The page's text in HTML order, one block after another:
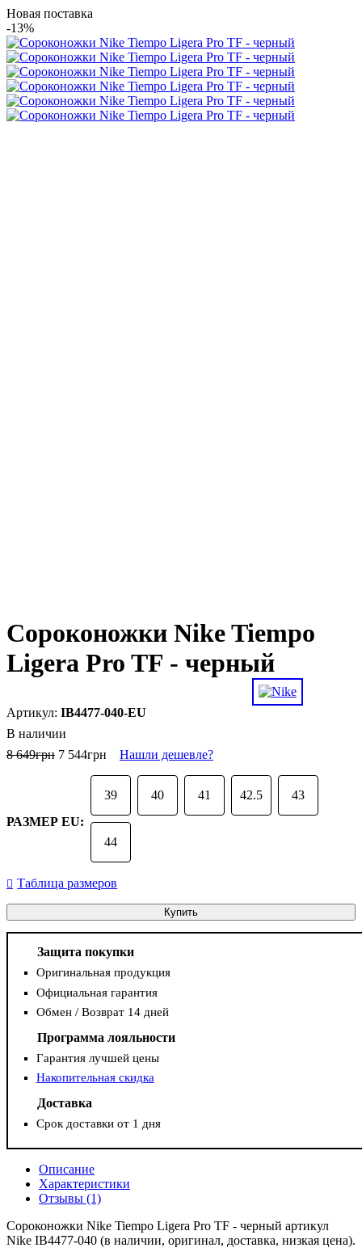
Новая поставка
-13%
Сороконожки Nike Tiempo
Ligera Pro TF - черный
IB4477-040-EU
В наличии
8 649грн 7 544грн Нашли дешевле?
РАЗМЕР EU:
39 40 41 42.5 43
44
Таблица размеров
Купить
Защита покупки
Оригинальная продукция
Официальная гарантия
Обмен / Возврат 14 дней
Программа лояльности
Гарантия лучшей цены
Накопительная скидка
Доставка
Срок доставки от 1 дня
Описание
Характеристики
Отзывы (1)
Сороконожки Nike Tiempo Ligera Pro TF - черный артикул
Nike IB4477-040 (в наличии, оригинал, доставка, низкая цена).